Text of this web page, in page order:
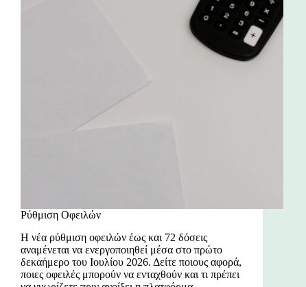
Ρύθμιση Οφειλών
Η νέα ρύθμιση οφειλών έως και 72 δόσεις
αναμένεται να ενεργοποιηθεί μέσα στο πρώτο
δεκαήμερο του Ιουλίου 2026. Δείτε ποιους αφορά,
ποιες οφειλές μπορούν να ενταχθούν και τι πρέπει